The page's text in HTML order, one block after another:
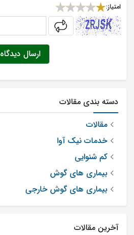
امتیاز:
ارسال دیدگاه
دسته بندی مقالات
مقالات
خدمات نیک آوا
کم شنوایی
بیماری های گوش
بیماری های گوش خارجی
آخرین مقالات